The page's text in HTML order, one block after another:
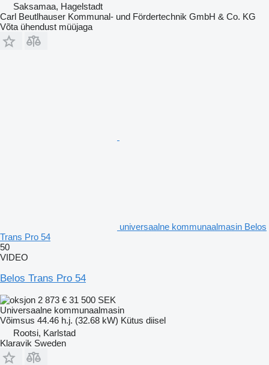
Saksamaa, Hagelstadt
Carl Beutlhauser Kommunal- und Fördertechnik GmbH & Co. KG
Võta ühendust müüjaga
universaalne kommunaalmasin Belos
Trans Pro 54
50
VIDEO
Belos Trans Pro 54
2 873 € 31 500 SEK
Universaalne kommunaalmasin
Võimsus 44.46 h.j. (32.68 kW) Kütus diisel
Rootsi, Karlstad
Klaravik Sweden